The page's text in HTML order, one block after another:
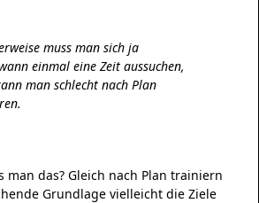
muss man sich ja
einmal eine Zeit aussuchen,
man schlecht nach Plan
man das? Gleich nach Plan trainiern
Grundlage vielleicht die Ziele